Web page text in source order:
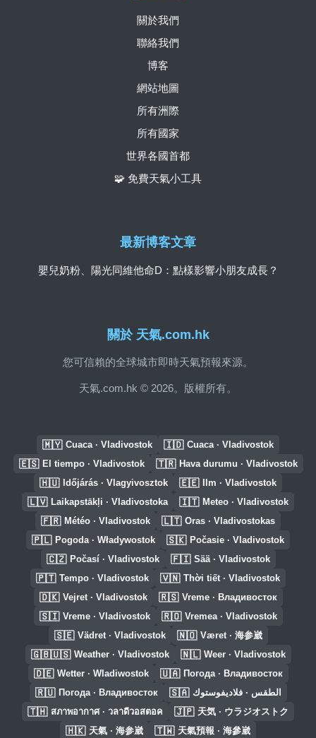
關於 天氣.com.hk
您可信賴的全球城市即時天氣預報來源。
天氣.com.hk © 2026。版權所有。
關於我們
聯絡我們
博客
網站地圖
所有洲際
所有國家
世界各國首都
🧩 免費天氣小工具
最新博客文章
嬰兒奶粉、陽光同維他命D：點樣影響小朋友成長？
🇲🇾 Cuaca · Vladivostok 🇮🇩 Cuaca · Vladivostok
🇪🇸 El tiempo · Vladivostok 🇹🇷 Hava durumu · Vladivostok
🇭🇺 Időjárás · Vlagyivosztok 🇪🇪 Ilm · Vladivostok
🇱🇻 Laikapstākļi · Vladivostoka 🇮🇹 Meteo · Vladivostok
🇫🇷 Météo · Vladivostok 🇱🇹 Oras · Vladivostokas
🇵🇱 Pogoda · Władywostok 🇸🇰 Počasie · Vladivostok
🇨🇿 Počasí · Vladivostok 🇫🇮 Sää · Vladivostok
🇵🇹 Tempo · Vladivostok 🇻🇳 Thời tiết · Vladivostok
🇩🇰 Vejret · Vladivostok 🇷🇸 Vreme · Владивосток
🇸🇮 Vreme · Vladivostok 🇷🇴 Vremea · Vladivostok
🇸🇪 Vädret · Vladivostok 🇳🇴 Været · 海参崴
🇬🇧🇺🇸 Weather · Vladivostok 🇳🇱 Weer · Vladivostok
🇩🇪 Wetter · Wladiwostok 🇺🇦 Погода · Владивосток
🇷🇺 Погода · Владивосток 🇸🇦 الطقس · فلاديفوستوك
🇹🇭 สภาพอากาศ · วลาดีวอสตอค 🇯🇵 天気 · ウラジオストク
🇭🇰 天氣 · 海参崴 🇹🇼 天氣預報 · 海參崴